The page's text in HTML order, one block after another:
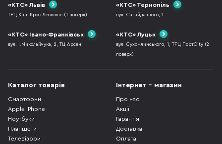
«КТС» Львів
ТРЦ Кінг Крос Леополіс (1 поверх)
«КТС» Тернопіль
вул. Сагайдачного, 1
«КТС» Івано-Франківськ
вул. І.Миколайчука, 2, ТЦ Арсен
«КТС» Луцьк
вул. Сухомлинського, 1, ТРЦ ПортCity (2
поверх)
Каталог товарів
Смартфони
Apple iPhone
Ноутбуки
Планшети
Телевізори
Інтернет - магазин
Про нас
Акції
Гарантія
Доставка
Оплата